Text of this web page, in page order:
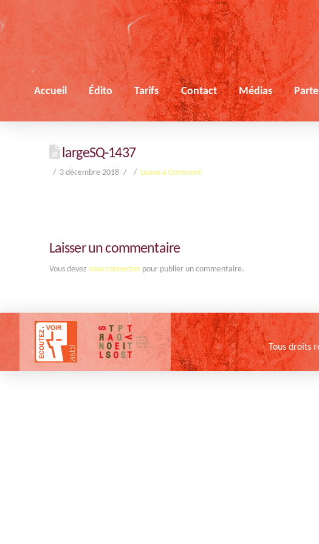
Accueil Édito Tarifs Contact Médias
largeSQ-1437
3 décembre 2018 Leave a Comment
Laisser un commentaire
Vous devez vous connecterpour publier un commentaire.
Tous droits